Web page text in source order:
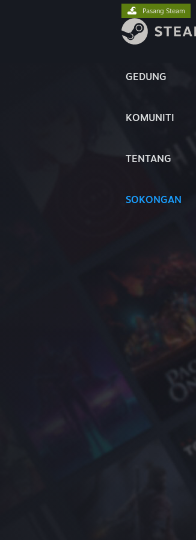
GEDUNG
KOMUNITI
TENTANG
SOKONGAN
Pasang Steam